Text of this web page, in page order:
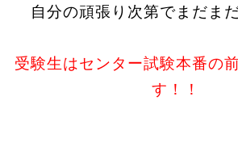
自分の頑張り次第でまだま
受験生はセンター試験本番の
す！！